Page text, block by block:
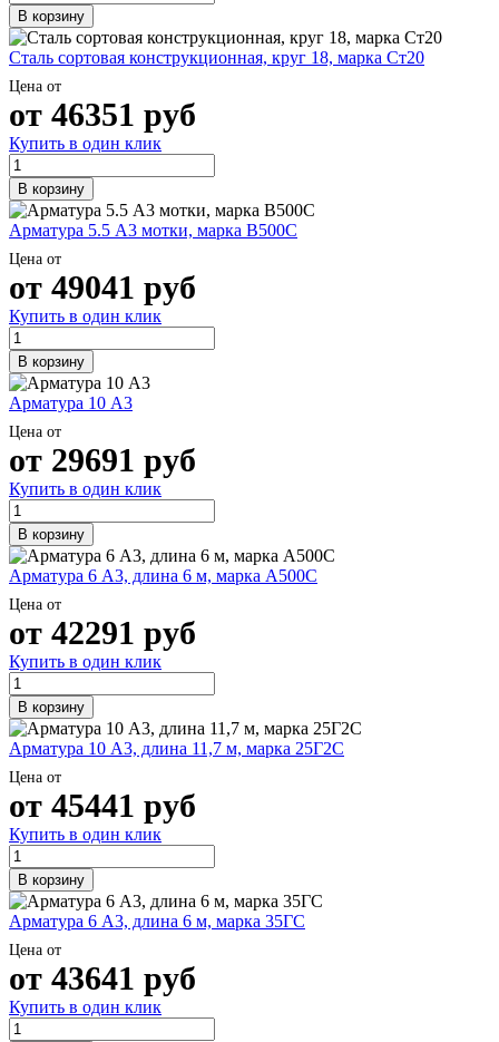
В корзину
Сталь сортовая конструкционная, круг 18, марка Ст20
Цена от
от 46351 руб
Купить в один клик
В корзину
Арматура 5.5 А3 мотки, марка В500С
Цена от
от 49041 руб
Купить в один клик
В корзину
Арматура 10 А3
Цена от
от 29691 руб
Купить в один клик
В корзину
Арматура 6 А3, длина 6 м, марка А500С
Цена от
от 42291 руб
Купить в один клик
В корзину
Арматура 10 А3, длина 11,7 м, марка 25Г2С
Цена от
от 45441 руб
Купить в один клик
В корзину
Арматура 6 А3, длина 6 м, марка 35ГС
Цена от
от 43641 руб
Купить в один клик